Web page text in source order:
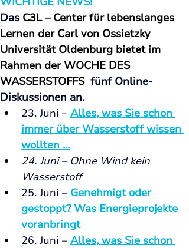
Das C3L – Center für lebenslanges
Lernen der Carl von Ossietzky
Universität Oldenburg bietet im
Rahmen der WOCHE DES
WASSERSTOFFS fünf Online-
Diskussionen an.
23. Juni – Alles, was Sie schon
immer über Wasserstoff wissen
wollten ...
24. Juni – Ohne Wind kein
Wasserstoff
25. Juni – Genehmigt oder
gestoppt? Was Energieprojekte
voranbringt
26. Juni – Alles, was Sie schon